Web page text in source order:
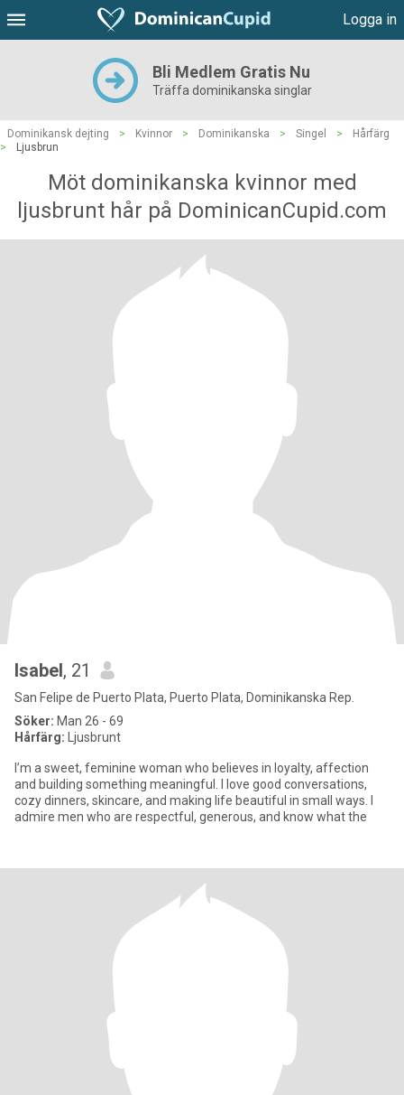
Logga in
Bli Medlem Gratis Nu
Träffa dominikanska singlar
Dominikansk dejting > Kvinnor > Dominikanska > Singel >
Hårfärg
>
Ljusbrun
Möt dominikanska kvinnor med
ljusbrunt hår på DominicanCupid.com
Isabel, 21
San Felipe de Puerto Plata, Puerto Plata, Dominikanska Rep.
Söker: Man 26 - 69
Hårfärg: Ljusbrunt
I’m a sweet, feminine woman who believes in loyalty, affection
and building something meaningful. I love good conversations,
cozy dinners, skincare, and making life beautiful in small ways. I
admire men who are respectful, generous, and know what the